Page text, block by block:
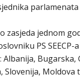
parlamenata
zasjeda jednom
PS
Albanija,
Moldova